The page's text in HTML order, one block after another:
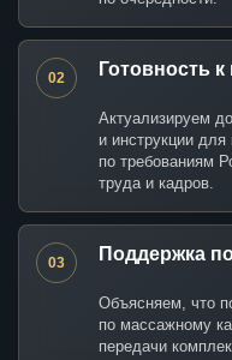
02 Готовность
Актуализируем
и инструкции
по требованиям
труда и кадров.
03 Поддержка
Объясняем, что
по массажному
передачи